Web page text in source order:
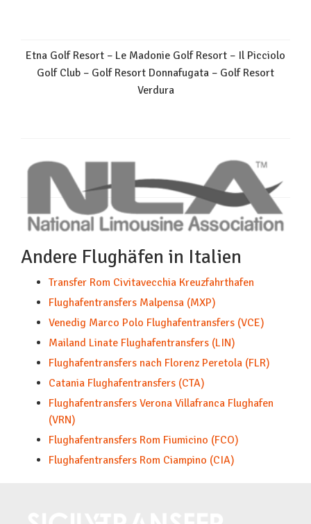
Etna Golf Resort – Le Madonie Golf Resort – Il Picciolo
Golf Club – Golf Resort Donnafugata – Golf Resort
Verdura
Andere Flughäfen in Italien
Transfer Rom Civitavecchia Kreuzfahrthafen
Flughafentransfers Malpensa (MXP)
Venedig Marco Polo Flughafentransfers (VCE)
Mailand Linate Flughafentransfers (LIN)
Flughafentransfers nach Florenz Peretola (FLR)
Catania Flughafentransfers (CTA)
Flughafentransfers Verona Villafranca Flughafen
(VRN)
Flughafentransfers Rom Fiumicino (FCO)
Flughafentransfers Rom Ciampino (CIA)